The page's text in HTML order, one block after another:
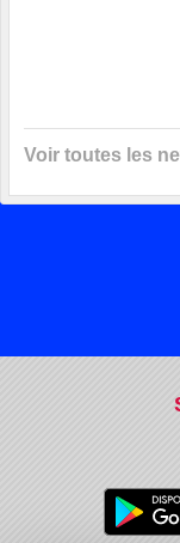
Voir toutes les